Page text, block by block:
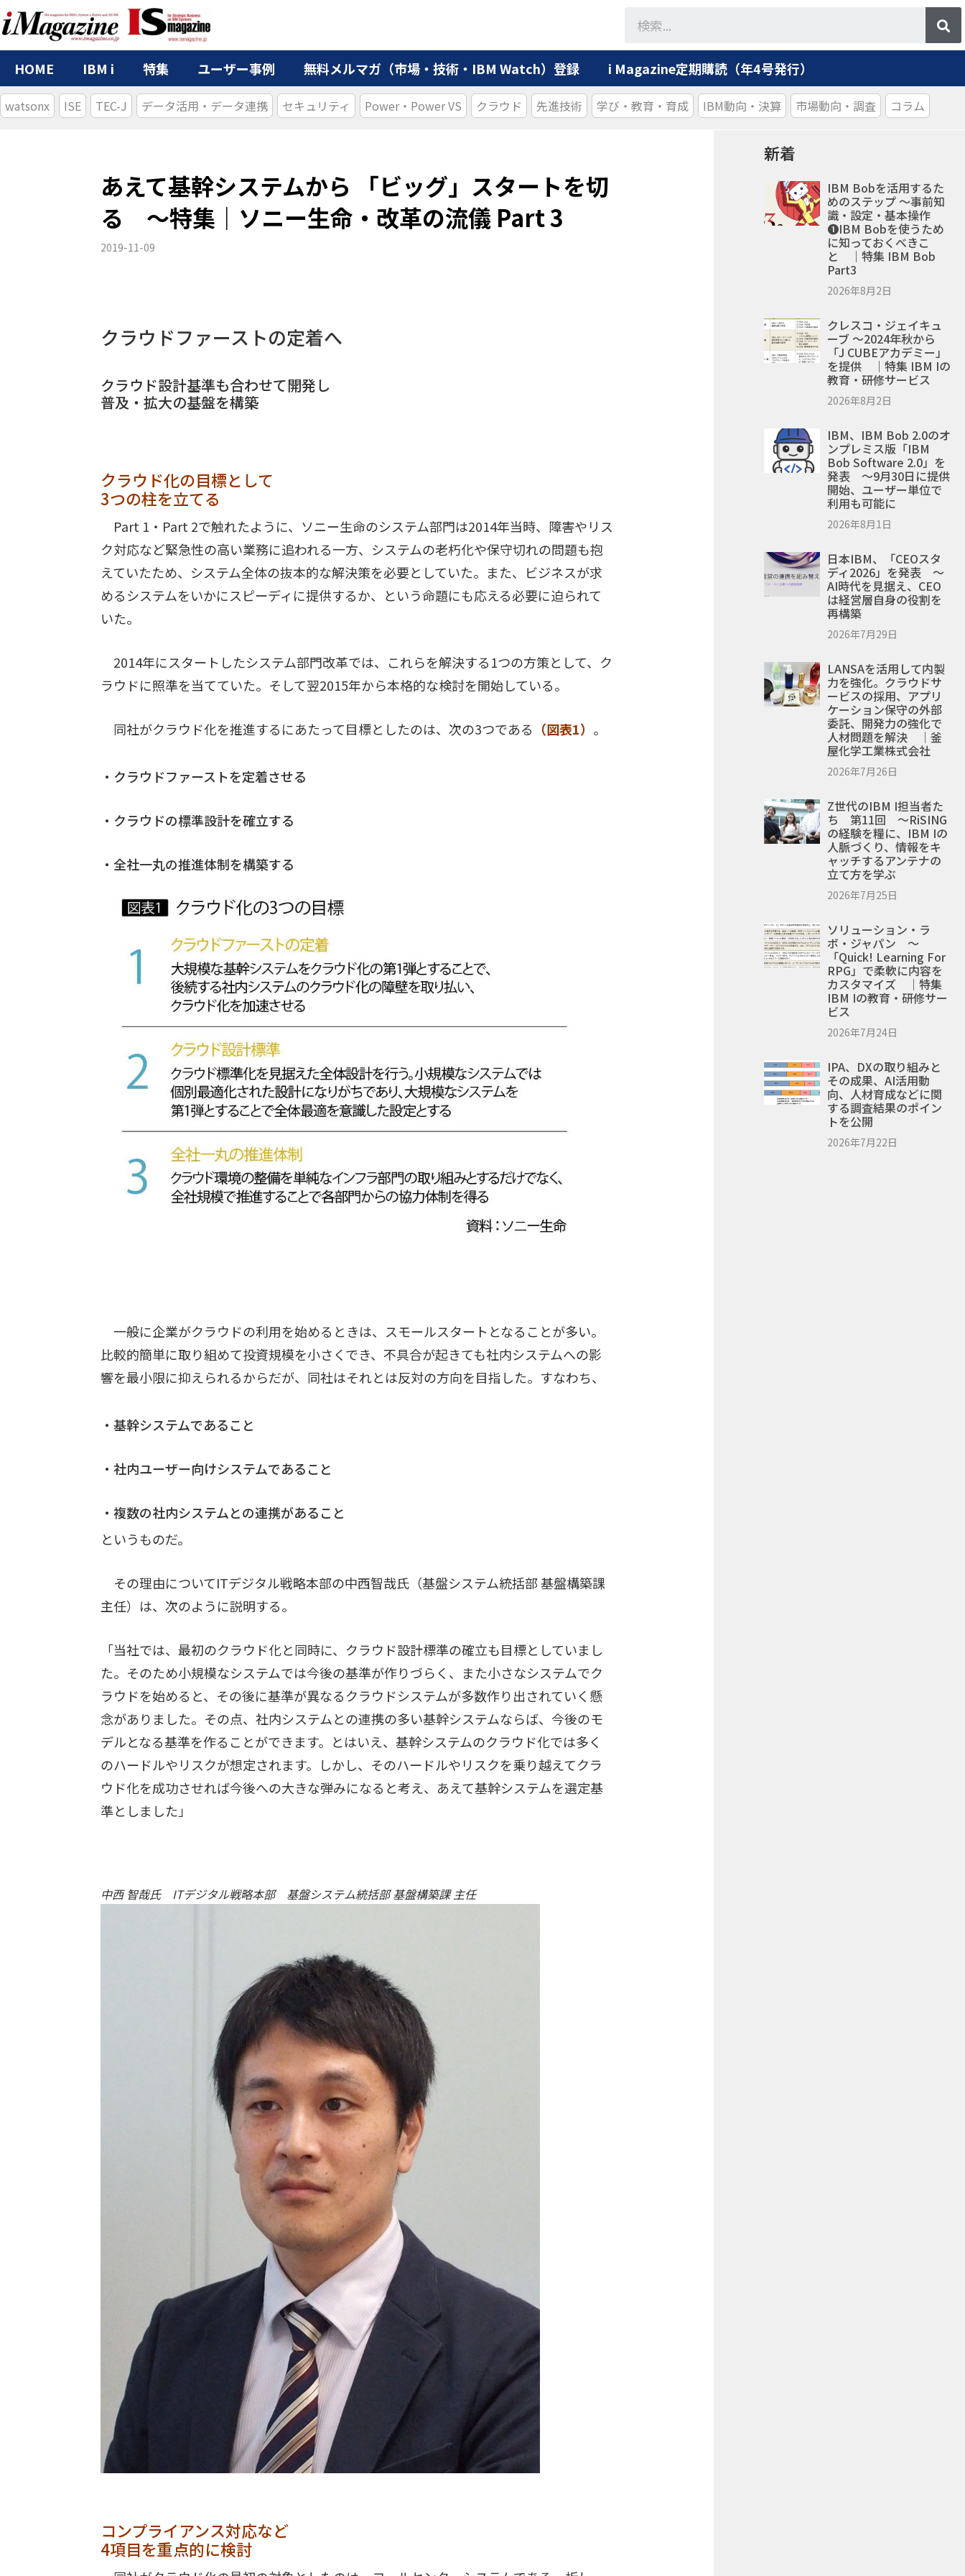
HOME IBM i 特集 ユーザー事例 無料メルマガ（市場・技術・IBM Watch）登録 i Magazine定期購読（年4号発行）
watsonx ISE TEC-J データ活用・データ連携 セキュリティ Power・Power VS クラウド 先進技術 学び・教育・育成 IBM動向・決算 市場動向・調査 コラム
あえて基幹システムから 「ビッグ」スタートを切
る ～特集｜ソニー生命・改革の流儀 Part 3
2019-11-09
クラウドファーストの定着へ
クラウド設計基準も合わせて開発し
普及・拡大の基盤を構築
クラウド化の目標として
3つの柱を立てる
Part 1・Part 2で触れたように、ソニー生命のシステム部門は2014年当時、障害やリス
ク対応など緊急性の高い業務に追われる一方、システムの老朽化や保守切れの問題も抱
えていたため、システム全体の抜本的な解決策を必要としていた。また、ビジネスが求
めるシステムをいかにスピーディに提供するか、という命題にも応える必要に迫られて
いた。
2014年にスタートしたシステム部門改革では、これらを解決する1つの方策として、ク
ラウドに照準を当てていた。そして翌2015年から本格的な検討を開始している。
同社がクラウド化を推進するにあたって目標としたのは、次の3つである （図表1） 。
・クラウドファーストを定着させる
・クラウドの標準設計を確立する
・全社一丸の推進体制を構築する
一般に企業がクラウドの利用を始めるときは、スモールスタートとなることが多い。
比較的簡単に取り組めて投資規模を小さくでき、不具合が起きても社内システムへの影
響を最小限に抑えられるからだが、同社はそれとは反対の方向を目指した。すなわち、
・基幹システムであること
・社内ユーザー向けシステムであること
・複数の社内システムとの連携があること
というものだ。
その理由についてITデジタル戦略本部の中西智哉氏（基盤システム統括部 基盤構築課
主任）は、次のように説明する。
「当社では、最初のクラウド化と同時に、クラウド設計標準の確立も目標としていまし
た。そのため小規模なシステムでは今後の基準が作りづらく、また小さなシステムでク
ラウドを始めると、その後に基準が異なるクラウドシステムが多数作り出されていく懸
念がありました。その点、社内システムとの連携の多い基幹システムならば、今後のモ
デルとなる基準を作ることができます。とはいえ、基幹システムのクラウド化では多く
のハードルやリスクが想定されます。しかし、そのハードルやリスクを乗り越えてクラ
ウド化を成功させれば今後への大きな弾みになると考え、あえて基幹システムを選定基
準としました」
中西 智哉氏 ITデジタル戦略本部 基盤システム統括部 基盤構築課 主任
コンプライアンス対応など
4項目を重点的に検討
新着
IBM Bobを活用するた
めのステップ ～事前知
識・設定・基本操作
❶IBM Bobを使うため
に知っておくべきこ
と ｜特集 IBM Bob
Part3
2026年8月2日
クレスコ・ジェイキュ
ーブ ～2024年秋から
「J CUBEアカデミー」
を提供 ｜特集 IBM Iの
教育・研修サービス
2026年8月2日
IBM、IBM Bob 2.0のオ
ンプレミス版「IBM
Bob Software 2.0」を
発表 ～9月30日に提供
開始、ユーザー単位で
利用も可能に
2026年8月1日
日本IBM、「CEOスタ
ディ2026」を発表 ～
AI時代を見据え、CEO
は経営層自身の役割を
再構築
2026年7月29日
LANSAを活用して内製
力を強化。クラウドサ
ービスの採用、アプリ
ケーション保守の外部
委託、開発力の強化で
人材問題を解決 ｜釜
屋化学工業株式会社
2026年7月26日
Z世代のIBM I担当者た
ち 第11回 ～RiSING
の経験を糧に、IBM Iの
人脈づくり、情報をキ
ャッチするアンテナの
立て方を学ぶ
2026年7月25日
ソリューション・ラ
ボ・ジャパン ～
「Quick! Learning For
RPG」で柔軟に内容を
カスタマイズ ｜特集
IBM Iの教育・研修サー
ビス
2026年7月24日
IPA、DXの取り組みと
その成果、AI活用動
向、人材育成などに関
する調査結果のポイン
トを公開
2026年7月22日